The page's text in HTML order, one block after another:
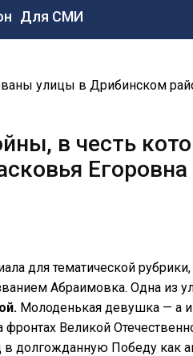
Для СМИ
улицы в Дрибинском
в честь
для тематической
Абраимовка. Одна из
Молоденькая девушка — а
Великой
долгожданную Победу как